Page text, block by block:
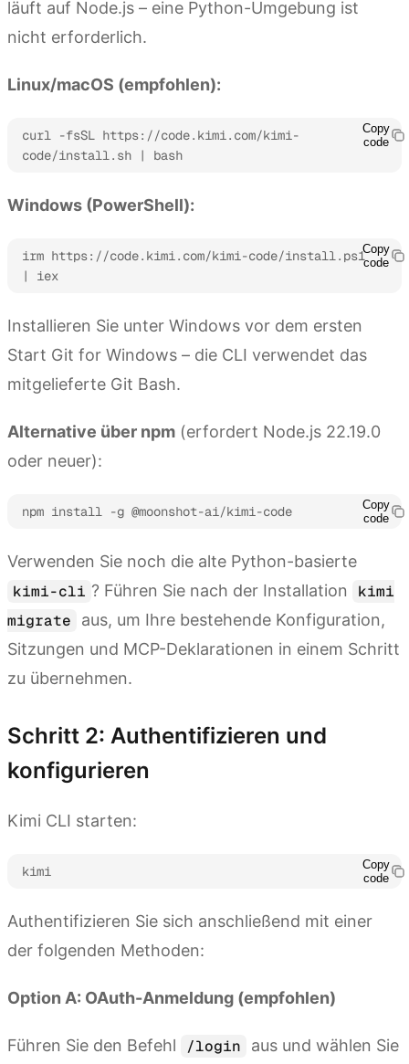
läuft auf Node.js – eine Python-Umgebung ist
nicht erforderlich.
Linux/macOS (empfohlen):
curl -fsSL https://code.kimi.com/kimi-
code/install.sh | bash
Copy
code
Windows (PowerShell):
irm https://code.kimi.com/kimi-code/install.ps1
| iex
Copy
code
Installieren Sie unter Windows vor dem ersten
Start Git for Windows – die CLI verwendet das
mitgelieferte Git Bash.
Alternative über npm (erfordert Node.js 22.19.0
oder neuer):
npm install -g @moonshot-ai/kimi-code
Copy
code
Verwenden Sie noch die alte Python-basierte
kimi-cli ? Führen Sie nach der Installation
kimi
migrate
aus, um Ihre bestehende Konfiguration,
Sitzungen und MCP-Deklarationen in einem Schritt
zu übernehmen.
Schritt 2: Authentifizieren und
konfigurieren
Kimi CLI starten:
kimi
Copy
code
Authentifizieren Sie sich anschließend mit einer
der folgenden Methoden:
Option A: OAuth-Anmeldung (empfohlen)
Führen Sie den Befehl /login
aus und wählen Sie